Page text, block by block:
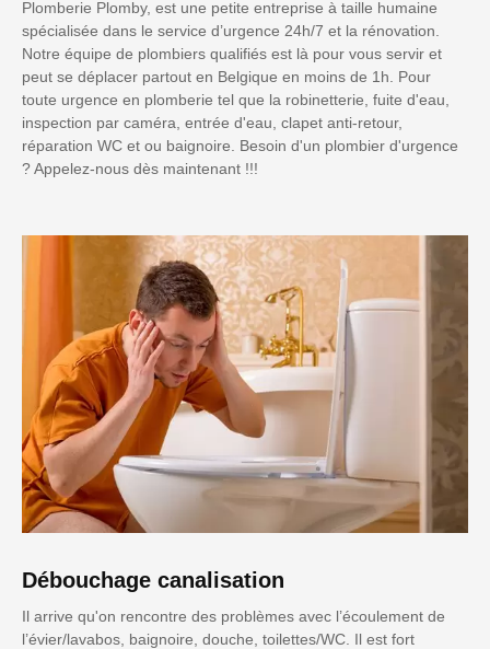
Plomberie Plomby, est une petite entreprise à taille humaine
spécialisée dans le service d’urgence 24h/7 et la rénovation.
Notre équipe de plombiers qualifiés est là pour vous servir et
peut se déplacer partout en Belgique en moins de 1h. Pour
toute urgence en plomberie tel que la robinetterie, fuite d'eau,
inspection par caméra, entrée d'eau, clapet anti-retour,
réparation WC et ou baignoire. Besoin d'un plombier d'urgence
? Appelez-nous dès maintenant !!!
Débouchage canalisation
Il arrive qu'on rencontre des problèmes avec l’écoulement de
l’évier/lavabos, baignoire, douche, toilettes/WC. Il est fort